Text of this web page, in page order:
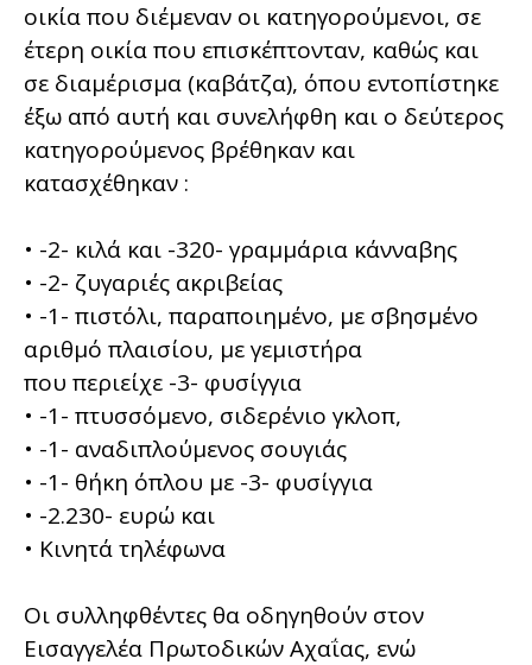
οικία που διέμεναν οι κατηγορούμενοι, σε
έτερη οικία που επισκέπτονταν, καθώς και
σε διαμέρισμα (καβάτζα), όπου εντοπίστηκε
έξω από αυτή και συνελήφθη και ο δεύτερος
κατηγορούμενος βρέθηκαν και
κατασχέθηκαν :
• -2- κιλά και -320- γραμμάρια κάνναβης
• -2- ζυγαριές ακριβείας
• -1- πιστόλι, παραποιημένο, με σβησμένο
αριθμό πλαισίου, με γεμιστήρα
που περιείχε -3- φυσίγγια
• -1- πτυσσόμενο, σιδερένιο γκλοπ,
• -1- αναδιπλούμενος σουγιάς
• -1- θήκη όπλου με -3- φυσίγγια
• -2.230- ευρώ και
• Κινητά τηλέφωνα
Οι συλληφθέντες θα οδηγηθούν στον
Εισαγγελέα Πρωτοδικών Αχαΐας, ενώ